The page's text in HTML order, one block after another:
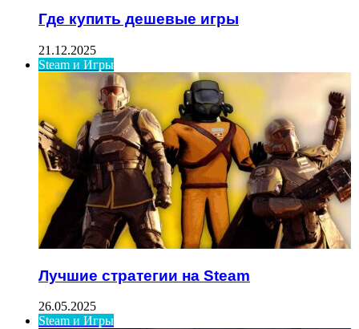
Где купить дешевые игры
21.12.2025
Steam и Игры
Лучшие стратегии на Steam
26.05.2025
Steam и Игры